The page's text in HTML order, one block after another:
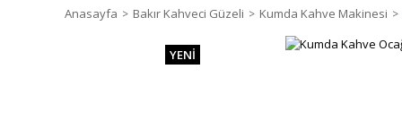
Anasayfa Bakır Kahveci Güzeli Kumda Kahve Makinesi
YENİ